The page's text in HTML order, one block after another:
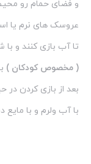
و فضای حمام رو
عروسک های نرم یا
تا آب بازی کنند و با
( مخصوص کودکان )
بعد از بازی کردن در
با آب ولرم و با